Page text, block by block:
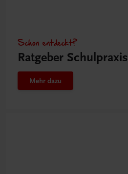
Schon entdeckt?
Ratgeber Schulpraxis
Mehr dazu